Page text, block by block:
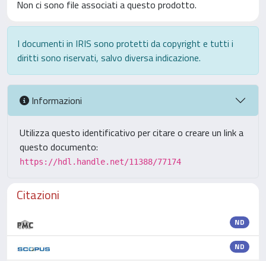
Non ci sono file associati a questo prodotto.
I documenti in IRIS sono protetti da copyright e tutti i
diritti sono riservati, salvo diversa indicazione.
Informazioni
Utilizza questo identificativo per citare o creare un link a
questo documento:
https://hdl.handle.net/11388/77174
Citazioni
ND
ND